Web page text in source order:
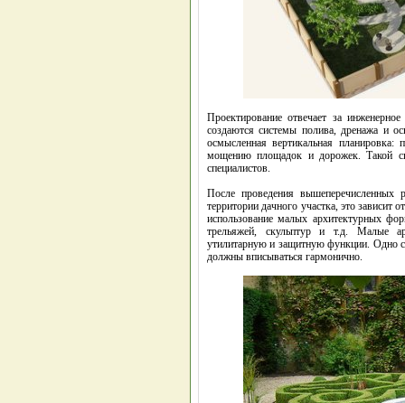
Проектирование отвечает за
создаются системы полива, дренажа и
осмысленная вертикальная
мощению площадок и дорожек. Такой
специалистов.
После проведения
территории дачного участка, это зависит
использование малых архитектурных
трельяжей, скульптур и т.д. Малые
утилитарную и защитную функции. Одно
должны вписываться гармонично.